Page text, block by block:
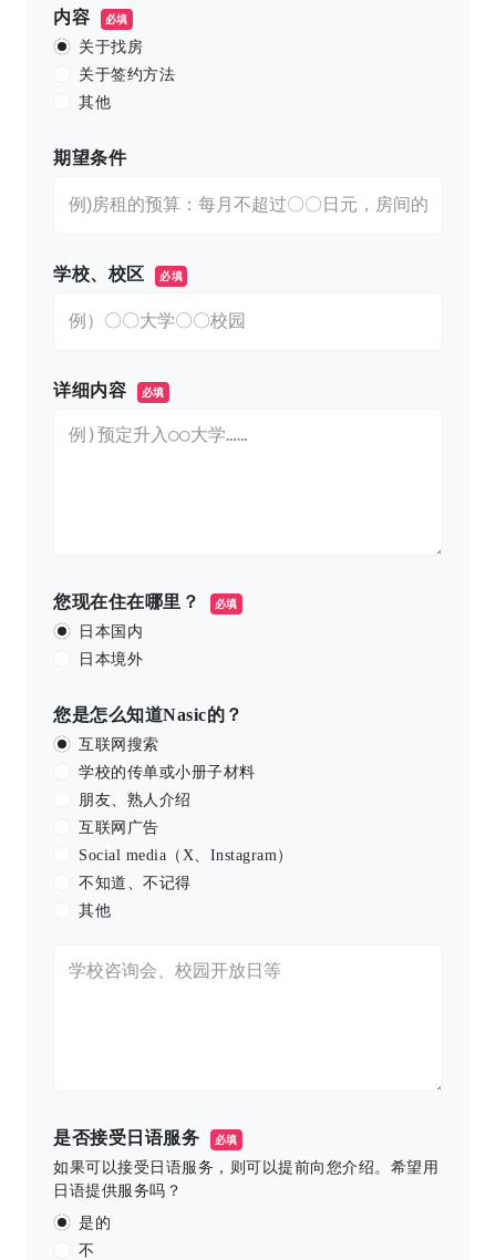
内容 必填
关于找房
关于签约方法
其他
期望条件
学校、校区 必填
详细内容 必填
您现在住在哪里？ 必填
日本国内
日本境外
您是怎么知道Nasic的？
互联网搜索
学校的传单或小册子材料
朋友、熟人介绍
互联网广告
Social media（X、Instagram）
不知道、不记得
其他
是否接受日语服务 必填
如果可以接受日语服务，则可以提前向您介绍。希望用
日语提供服务吗？
是的
不